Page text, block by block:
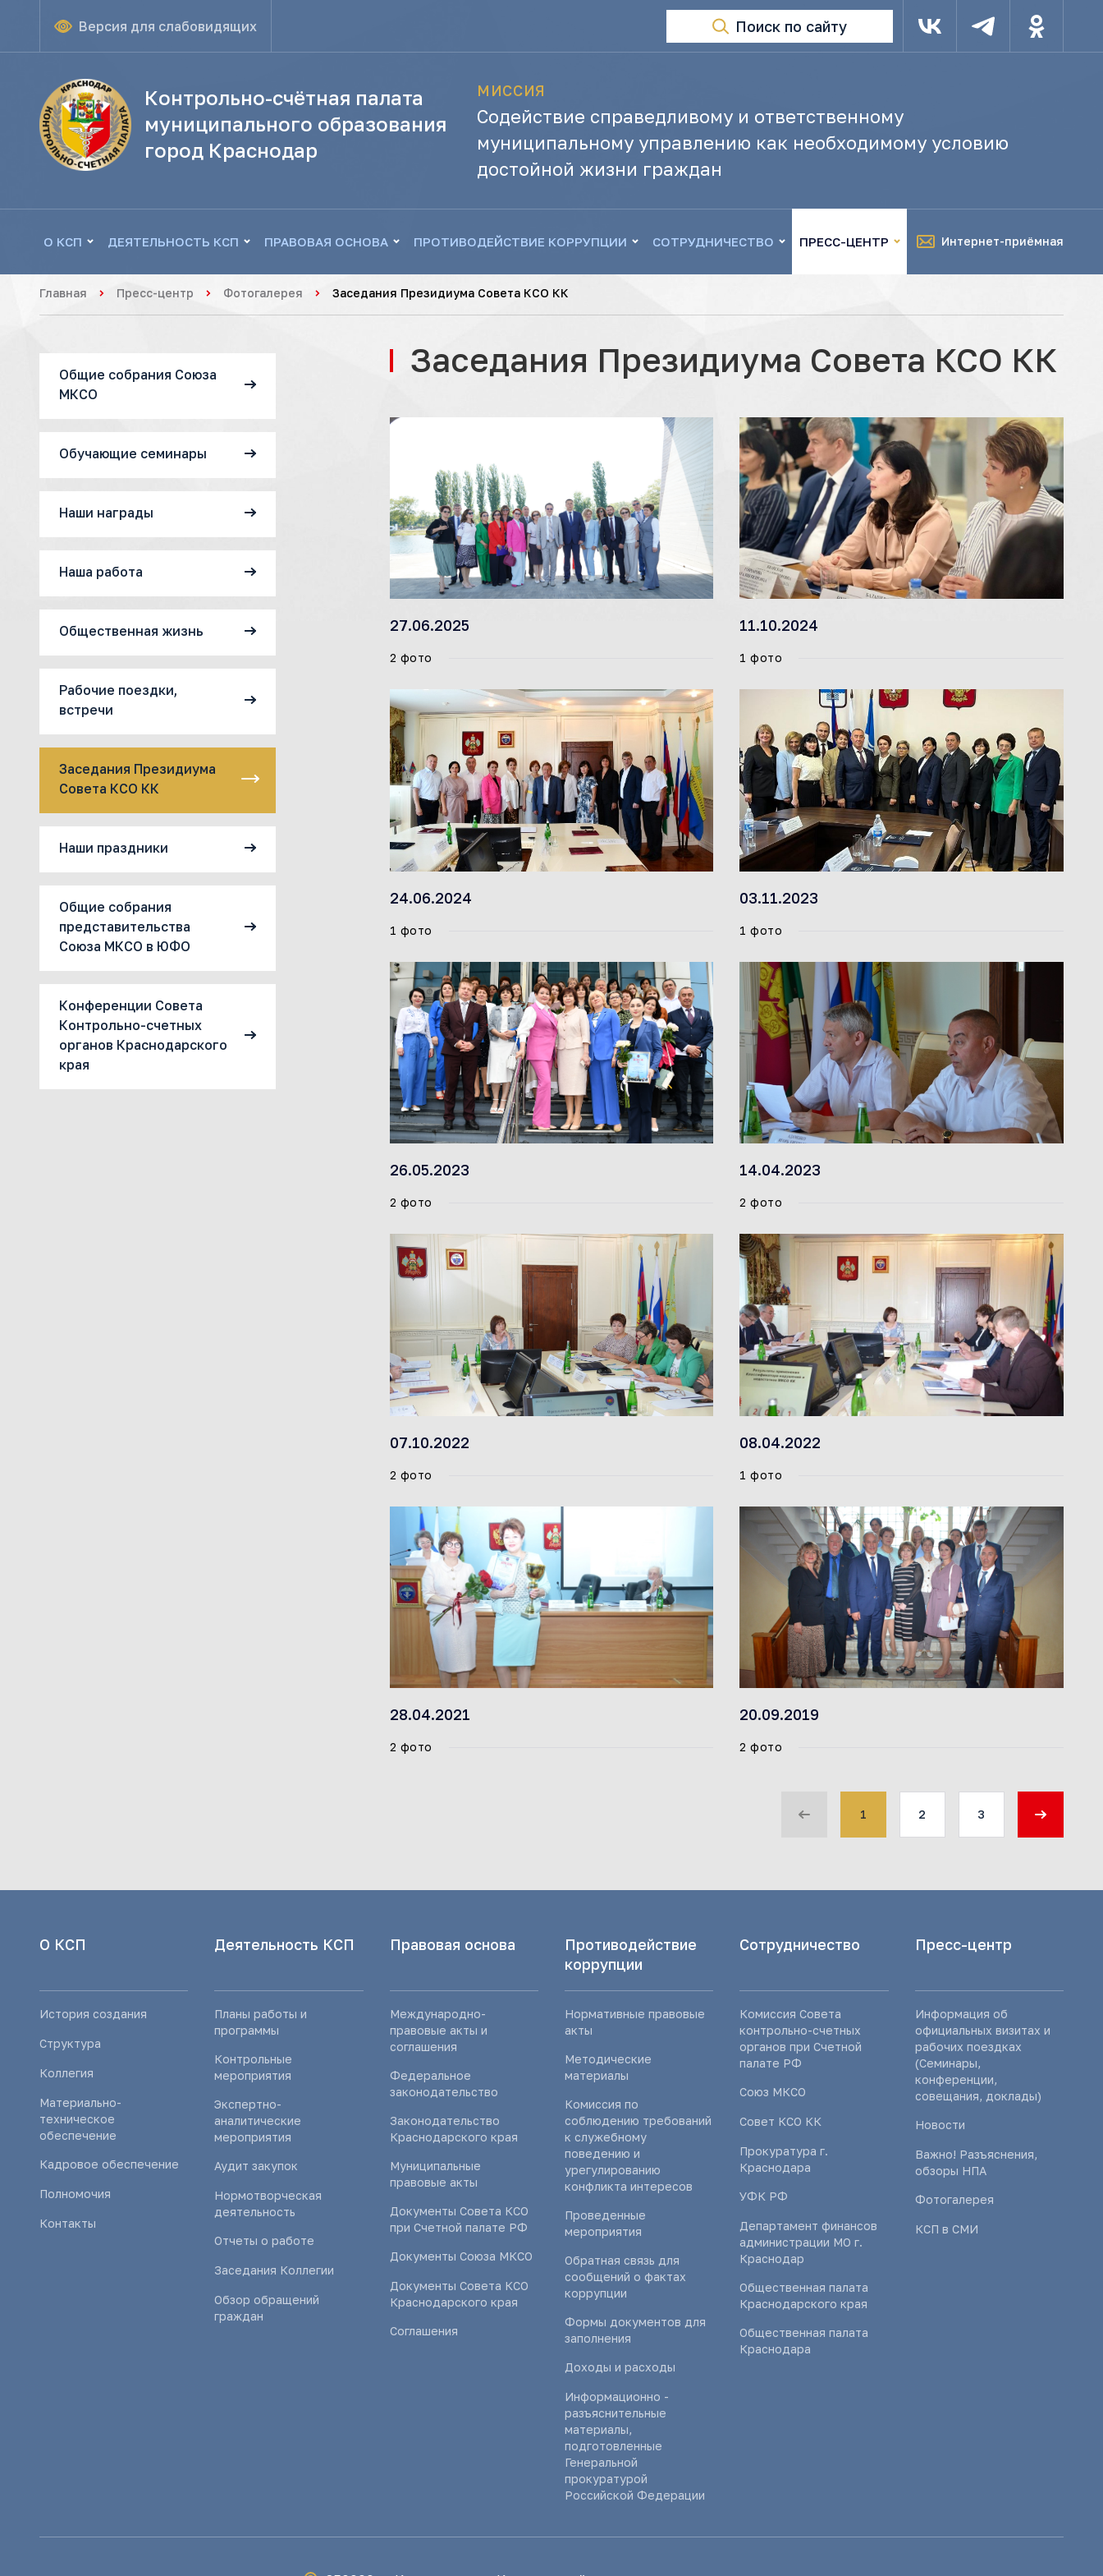
Версия для слабовидящих Поиск по сайту
Контрольно-счётная палата
муниципального образования
город Краснодар
МИССИЯ
Содействие справедливому и ответственному
муниципальному управлению как необходимому условию
достойной жизни граждан
О КСП ДЕЯТЕЛЬНОСТЬ КСП ПРАВОВАЯ ОСНОВА ПРОТИВОДЕЙСТВИЕ КОРРУПЦИИ СОТРУДНИЧЕСТВО ПРЕСС-ЦЕНТР Интернет-приёмная
Главная Пресс-центр Фотогалерея Заседания Президиума Совета КСО КК
Общие собрания Союза
МКСО
Обучающие семинары
Наши награды
Наша работа
Общественная жизнь
Рабочие поездки,
встречи
Заседания Президиума
Совета КСО КК
Наши праздники
Общие собрания
представительства
Союза МКСО в ЮФО
Конференции Совета
Контрольно-счетных
органов Краснодарского
края
Заседания Президиума Совета КСО КК
27.06.2025
2 фото
11.10.2024
1 фото
24.06.2024
1 фото
03.11.2023
1 фото
26.05.2023
2 фото
14.04.2023
2 фото
07.10.2022
2 фото
08.04.2022
1 фото
28.04.2021
2 фото
20.09.2019
2 фото
1 2 3
О КСП
История создания
Структура
Коллегия
Материально-
техническое
обеспечение
Кадровое обеспечение
Полномочия
Контакты
Деятельность КСП
Планы работы и
программы
Контрольные
мероприятия
Экспертно-
аналитические
мероприятия
Аудит закупок
Нормотворческая
деятельность
Отчеты о работе
Заседания Коллегии
Обзор обращений
граждан
Правовая основа
Международно-
правовые акты и
соглашения
Федеральное
законодательство
Законодательство
Краснодарского края
Муниципальные
правовые акты
Документы Совета КСО
при Счетной палате РФ
Документы Союза МКСО
Документы Совета КСО
Краснодарского края
Соглашения
Противодействие
коррупции
Нормативные правовые
акты
Методические
материалы
Комиссия по
соблюдению требований
к служебному
поведению и
урегулированию
конфликта интересов
Проведенные
мероприятия
Обратная связь для
сообщений о фактах
коррупции
Формы документов для
заполнения
Доходы и расходы
Информационно -
разъяснительные
материалы,
подготовленные
Генеральной
прокуратурой
Российской Федерации
Сотрудничество
Комиссия Совета
контрольно-счетных
органов при Счетной
палате РФ
Союз МКСО
Совет КСО КК
Прокуратура г.
Краснодара
УФК РФ
Департамент финансов
администрации МО г.
Краснодар
Общественная палата
Краснодарского края
Общественная палата
Краснодара
Пресс-центр
Информация об
официальных визитах и
рабочих поездках
(Семинары,
конференции,
совещания, доклады)
Новости
Важно! Разъяснения,
обзоры НПА
Фотогалерея
КСП в СМИ